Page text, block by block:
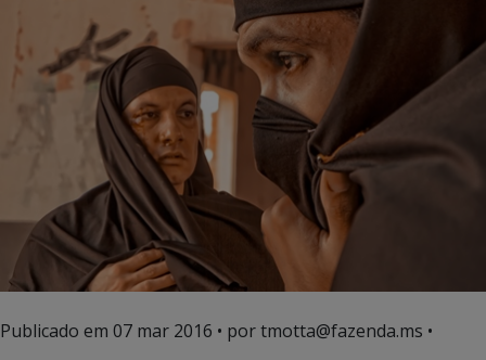
Publicado em 07 mar 2016 • por tmotta@fazenda.ms •